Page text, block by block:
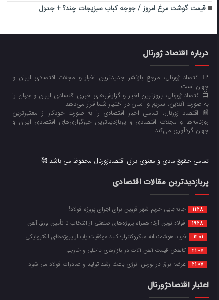
قیمت گوشت مرغ امروز / جوجه کباب سبزیجات چند؟ + جدول
درباره اقتصاد ژورنال
📑 اقتصاد ژورنال، مرجع بازنشر جدیدترین اخبار و مجلات اقتصادی ایران و
جهان است.
📺 اقتصاد ژورنال، بروزترین اخبار و گزارش‌های خبری اقتصادی ایران و جهان را
به صورت آنلاین، سریع و آسان در اختیار شما قرار می‌‌دهد.
📰 اقتصاد ژورنال، تمامی اخبار اقتصادی را به صورت خودکار از معتبرترین
روزنامه‌ها و مجلات اقتصادی و پربازدیدترین خبرگزاری‌های اقتصادی ایران و
جهان گردآوری می‌کند.
تمامی حقوق مادی و معنوی برای اقتصادژورنال محفوظ می باشد 🥰
پربازدیدترین مقالات اقتصادی
11:28 جابه‌جایی حریم شهر قزوین برای اجرای پروژه فولاد!
19:28 فولاد نوین آرکا؛ همراه پروژه‌های صنعتی از انتخاب تا تأمین ورق آهن
12:01 خرید هوشمندانه میکروکنترلر؛ کلید موفقیت پایدار پروژه‌های الکترونیکی
21:07 کاهش قیمت آهن آلات در بازارهای داخلی و خارجی
21:07 عرضه برق در بورس انرژی باعث رشد تولید و صادرات فولاد می شود
اعتبار اقتصادژورنال